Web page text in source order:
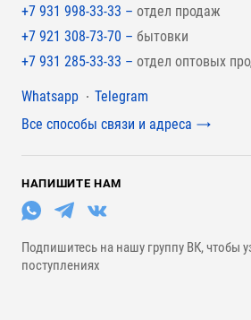
+7 931 998-33-33 – отдел продаж
+7 921 308-73-70 – бытовки
+7 931 285-33-33 – отдел оптовых
Мессенджеры
Whatsapp
Telegram
Все способы связи и адреса
НАПИШИТЕ НАМ
Подпишитесь на нашу группу ВК, чтобы
поступлениях